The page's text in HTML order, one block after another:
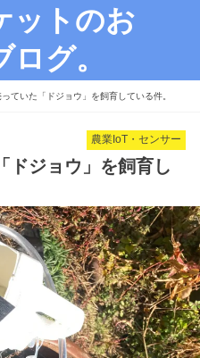
ットのお
グ。
ていた「ドジョウ」を飼育している件。
農業IoT・センサー
ドジョウ」を飼育し